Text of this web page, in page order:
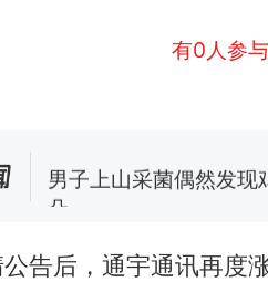
有0人参
制裁瓜子饺子，美
朵
参考消息）
告后，通宇通讯再度